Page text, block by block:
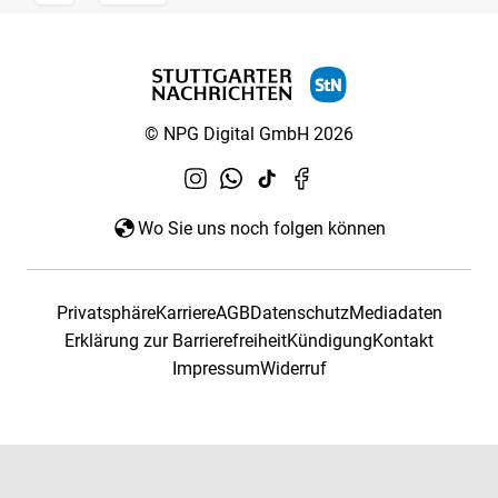
© NPG Digital GmbH 2026
Wo Sie uns noch folgen können
PrivatsphäreKarriereAGBDatenschutzMediadaten
Erklärung zur BarrierefreiheitKündigungKontakt
ImpressumWiderruf